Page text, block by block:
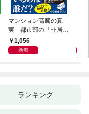
マンション高騰の真
実 都市部の「非居住
化」が街を壊す
1,056
新着
イ
果
ランキング